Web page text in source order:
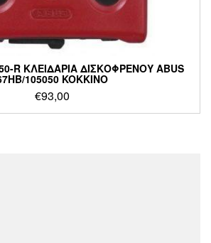
R ΚΛΕΙΔΑΡΙΑ ΔΙΣΚΟΦΡΕΝΟΥ ABUS
105050 KOKΚΙΝΟ
€93,00